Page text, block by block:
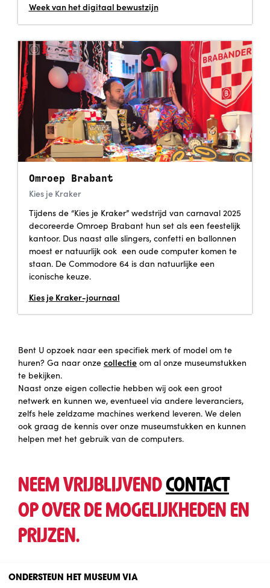
Week van het digitaal bewustzijn
Omroep Brabant
Kies je Kraker
Tijdens de “Kies je Kraker” wedstrijd van carnaval 2025
decoreerde Omroep Brabant hun set als een feestelijk
kantoor. Dus naast alle slingers, confetti en ballonnen
moest er natuurlijk ook een oude computer komen te
staan. De Commodore 64 is dan natuurlijke een
iconische keuze.
Kies je Kraker-journaal
Bent U opzoek naar een specifiek merk of model om te
huren? Ga naar onze collectie om al onze museumstukken
te bekijken.
Naast onze eigen collectie hebben wij ook een groot
netwerk en kunnen we, eventueel via andere leveranciers,
zelfs hele zeldzame machines werkend leveren. We delen
ook graag de kennis over onze museumstukken en kunnen
helpen met het gebruik van de computers.
NEEM VRIJBLIJVENDCONTACT
OP OVER DE MOGELIJKHEDEN EN
PRIJZEN.
ONDERSTEUN HET MUSEUM VIA